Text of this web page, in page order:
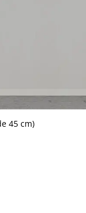
45 cm)